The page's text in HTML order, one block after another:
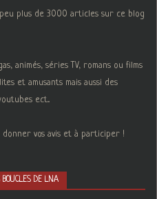
plus de 3000 articles sur ce blog
animés, séries TV, romans ou films
et amusants mais aussi des
ect...
vos avis et à participer !
DE LNA